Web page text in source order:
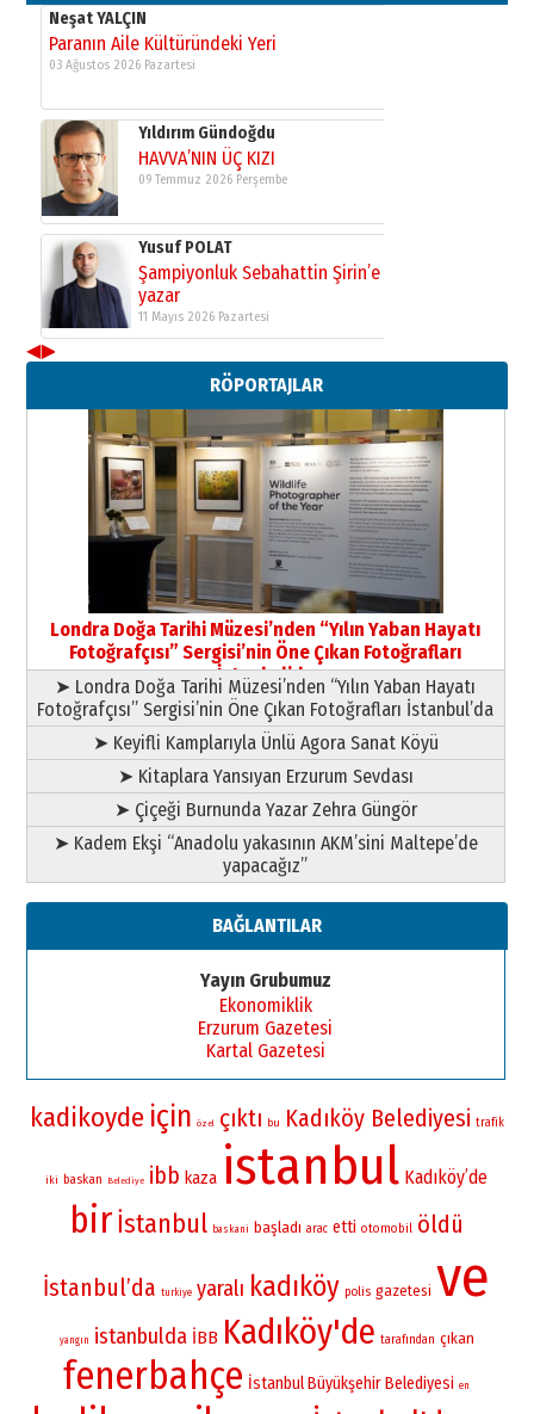
Neşat YALÇIN
Paranın Aile Kültüründeki Yeri
03 Ağustos 2026 Pazartesi
Yıldırım Gündoğdu
HAVVA’NIN ÜÇ KIZI
09 Temmuz 2026 Perşembe
Yusuf POLAT
Şampiyonluk Sebahattin Şirin’e
yazar
11 Mayıs 2026 Pazartesi
Neşat YALÇIN
Paranın Aile Kültüründeki Yeri
03 Ağustos 2026 Pazartesi
Yıldırım Gündoğdu
HAVVA’NIN ÜÇ KIZI
09 Temmuz 2026 Perşembe
Yusuf POLAT
Şampiyonluk Sebahattin Şirin’e
yazar
11 Mayıs 2026 Pazartesi
◀▶
RÖPORTAJLAR
Londra Doğa Tarihi Müzesi’nden “Yılın Yaban Hayatı
Fotoğrafçısı” Sergisi’nin Öne Çıkan Fotoğrafları
İstanbul’da
➤ Londra Doğa Tarihi Müzesi’nden “Yılın Yaban Hayatı
Fotoğrafçısı” Sergisi’nin Öne Çıkan Fotoğrafları İstanbul’da
➤ Keyifli Kamplarıyla Ünlü Agora Sanat Köyü
➤ Kitaplara Yansıyan Erzurum Sevdası
➤ Çiçeği Burnunda Yazar Zehra Güngör
➤ Kadem Ekşi “Anadolu yakasının AKM’sini Maltepe’de
yapacağız”
BAĞLANTILAR
Yayın Grubumuz
Ekonomiklik
Erzurum Gazetesi
Kartal Gazetesi
kadikoyde için özel çıktı bu Kadıköy Belediyesi trafik
iki baskan Belediye ibb kaza istanbul Kadıköy’de
birİstanbul baskani başladı arac etti otomobil öldü
İstanbul’da turkiye yaralı kadıköy polis gazetesi ve
yangın istanbulda İBB Kadıköy'de tarafından çıkan
fenerbahçe İstanbul Büyükşehir Belediyesi en